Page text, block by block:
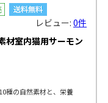
レビュー:0件
材室内猫用サーモン
種の自然素材と、栄養